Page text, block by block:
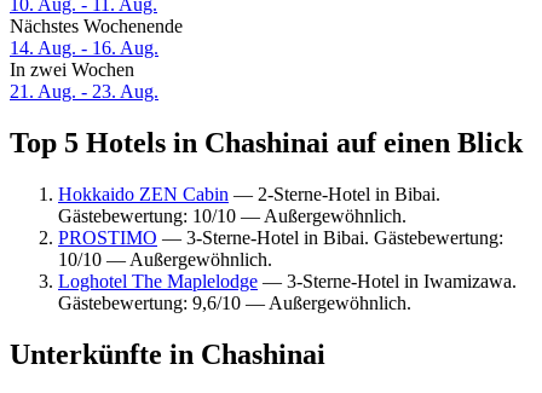
10. Aug. - 11. Aug.
Nächstes Wochenende
14. Aug. - 16. Aug.
In zwei Wochen
21. Aug. - 23. Aug.
Top 5 Hotels in Chashinai auf einen Blick
Hokkaido ZEN Cabin — 2-Sterne-Hotel in Bibai.
Gästebewertung: 10/10 — Außergewöhnlich.
PROSTIMO — 3-Sterne-Hotel in Bibai. Gästebewertung:
10/10 — Außergewöhnlich.
Loghotel The Maplelodge — 3-Sterne-Hotel in Iwamizawa.
Gästebewertung: 9,6/10 — Außergewöhnlich.
Unterkünfte in Chashinai